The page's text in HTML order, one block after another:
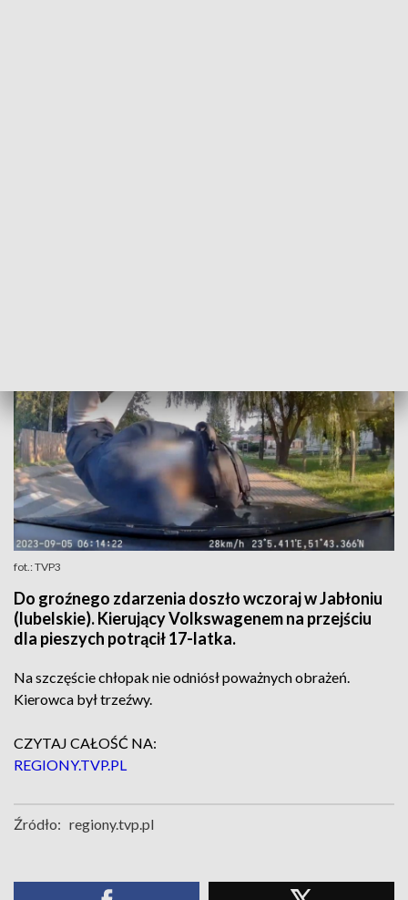
fot.: TVP3
Do groźnego zdarzenia doszło wczoraj w Jabłoniu
(lubelskie). Kierujący Volkswagenem na przejściu
dla pieszych potrącił 17-latka.
Na szczęście chłopak nie odniósł poważnych obrażeń.
Kierowca był trzeźwy.
CZYTAJ CAŁOŚĆ NA:
REGIONY.TVP.PL
Źródło: regiony.tvp.pl